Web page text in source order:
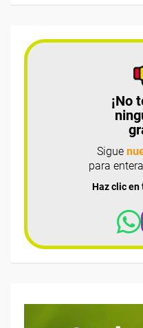
¡No
Sigue
para
Haz clic en